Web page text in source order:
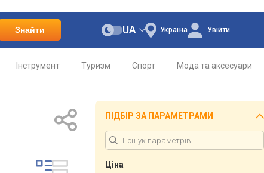
Знайти Україна
UA Увійти
Інструмент Туризм Спорт Мода та аксесуари
ПІДБІР ЗА ПАРАМЕТРАМИ
Ціна